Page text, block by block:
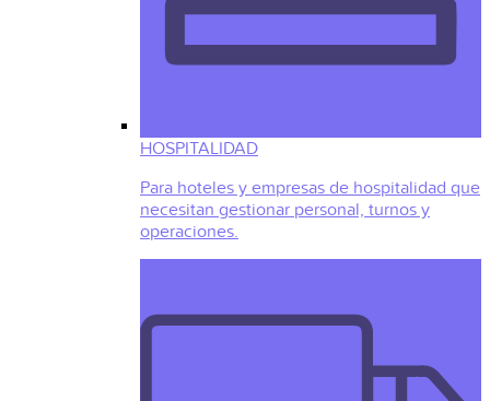
HOSPITALIDAD
Para hoteles y empresas de hospitalidad que
necesitan gestionar personal, turnos y
operaciones.